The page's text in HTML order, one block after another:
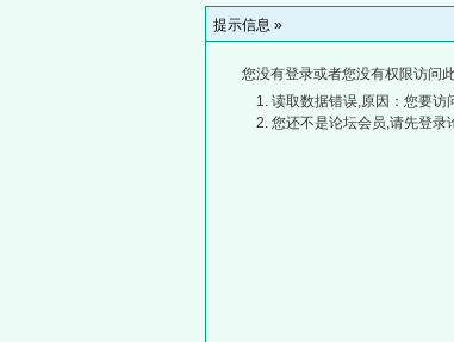
提示信息 »
您没有登录或者您没有权限访问
读取数据错误,原因：您要访
您还不是论坛会员,请先登录